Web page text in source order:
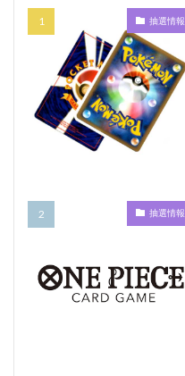
抽選情報
抽選情報